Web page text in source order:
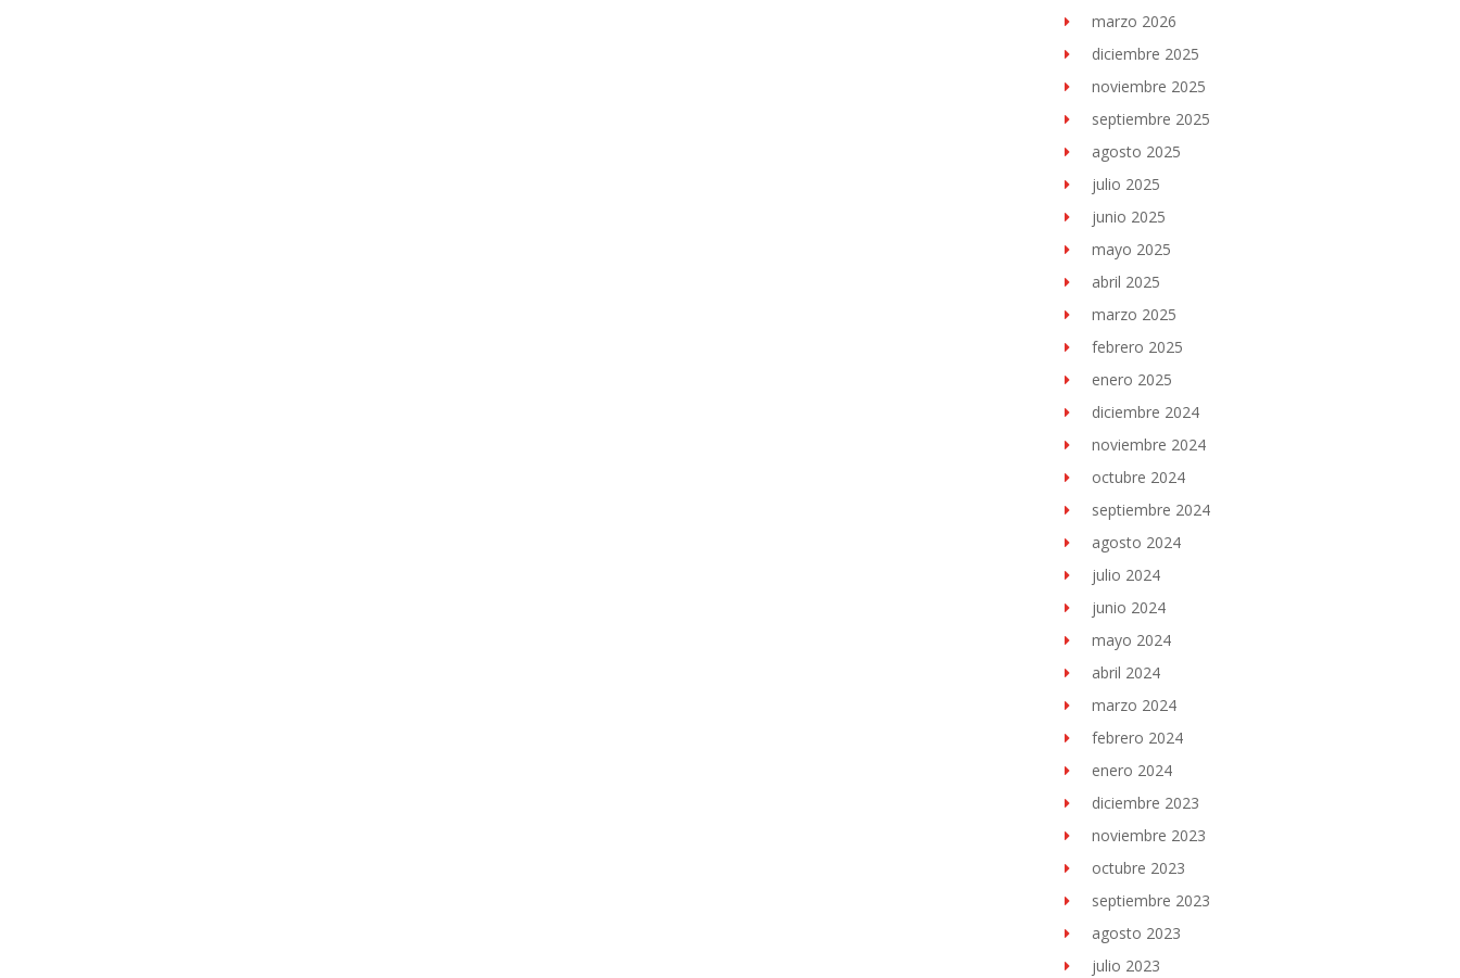
marzo 2026
diciembre 2025
noviembre 2025
septiembre 2025
agosto 2025
julio 2025
junio 2025
mayo 2025
abril 2025
marzo 2025
febrero 2025
enero 2025
diciembre 2024
noviembre 2024
octubre 2024
septiembre 2024
agosto 2024
julio 2024
junio 2024
mayo 2024
abril 2024
marzo 2024
febrero 2024
enero 2024
diciembre 2023
noviembre 2023
octubre 2023
septiembre 2023
agosto 2023
julio 2023